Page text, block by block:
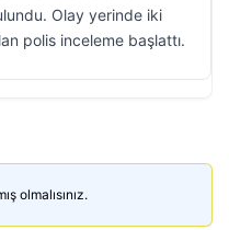
Olay yerinde iki
polis inceleme başlattı.
olmalısınız.